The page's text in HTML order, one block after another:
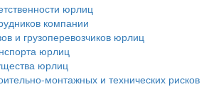
юрлиц
компании
и грузоперевозчиков юрлиц
юрлиц
юрлиц
монтажных и технических рисков